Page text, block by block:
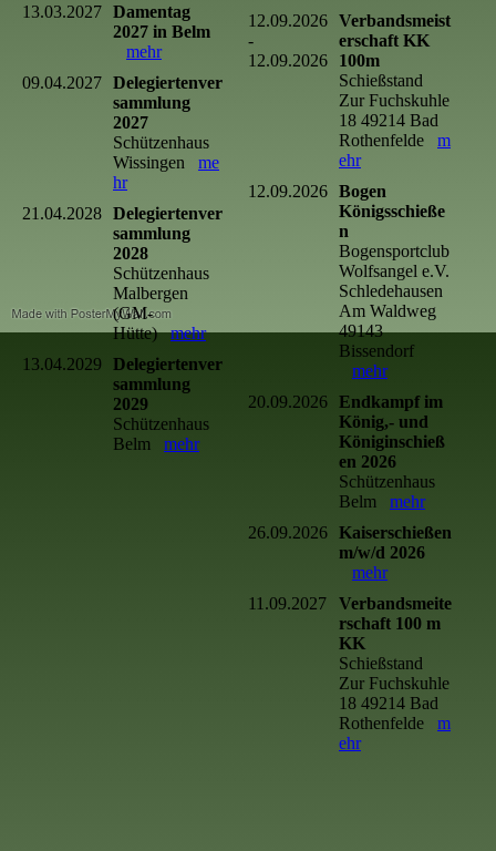
13.03.2027 Damentag
2027 in Belm
mehr
09.04.2027 Delegiertenver
sammlung
2027
Schützenhaus
Wissingen me
hr
21.04.2028 Delegiertenver
sammlung
2028
Schützenhaus
Malbergen
(GM-
Hütte)mehr
13.04.2029
Delegiertenver
sammlung
2029
Schützenhaus
Belm mehr
12.09.2026
-
12.09.2026
Verbandsmeist
erschaft KK
100m
Schießstand
Zur Fuchskuhle
18 49214 Bad
Rothenfelde m
ehr
12.09.2026 Bogen
Königsschieße
n
Bogensportclub
Wolfsangel e.V.
Schledehausen
Am Waldweg
49143
Bissendorf
mehr
20.09.2026 Endkampf im
König,- und
Königinschieß
en 2026
Schützenhaus
Belm mehr
26.09.2026 Kaiserschießen
m/w/d 2026
mehr
11.09.2027
Verbandsmeite
rschaft 100 m
KK
Schießstand
Zur Fuchskuhle
18 49214 Bad
Rothenfelde m
ehr